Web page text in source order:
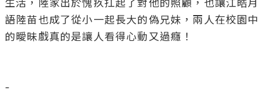
生活，陸家出於愧疚扛起了對他的照顧，也讓江皓月
語陸苗也成了從小一起長大的偽兄妹，兩人在校園中
的曖昧戲真的是讓人看得心動又過癮！
-